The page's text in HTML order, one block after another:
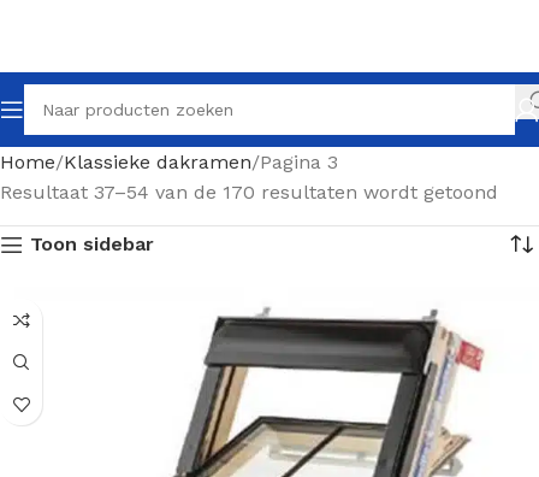
Home Klassieke dakramen Pagina 3
Resultaat 37–54 van de 170 resultaten wordt getoond
Toon sidebar